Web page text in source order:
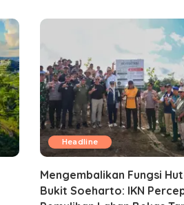
Headline
Mengembalikan Fungsi
Bukit Soeharto: IKN